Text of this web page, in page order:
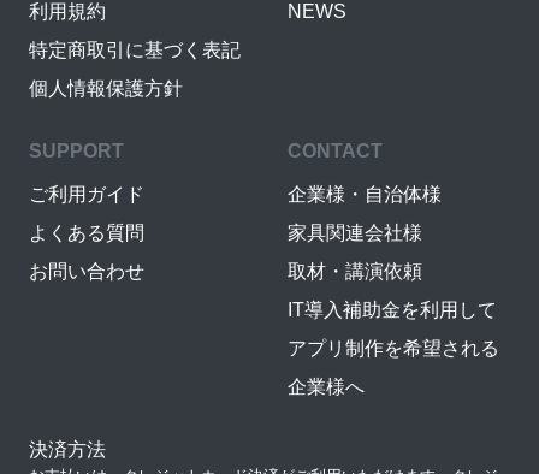
利用規約
特定商取引に基づく表記
個人情報保護方針
NEWS
SUPPORT
ご利用ガイド
よくある質問
お問い合わせ
CONTACT
企業様・自治体様
家具関連会社様
取材・講演依頼
IT導入補助金を利用して
アプリ制作を希望される
企業様へ
決済方法